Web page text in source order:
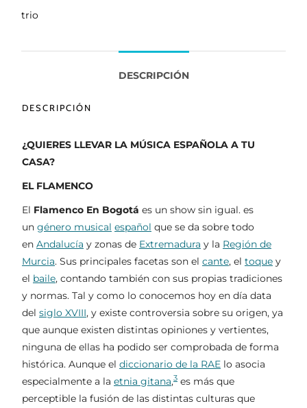
trio
DESCRIPCIÓN
DESCRIPCIÓN
¿QUIERES LLEVAR LA MÚSICA ESPAÑOLA A TU
CASA?
EL FLAMENCO
El Flamenco En Bogotá es un show sin igual. es
un género musical español que se da sobre todo
en Andalucía y zonas de Extremadura y la Región de
Murcia. Sus principales facetas son el cante, el toque y
el baile, contando también con sus propias tradiciones
y normas. Tal y como lo conocemos hoy en día data
del siglo XVIII, y existe controversia sobre su origen, ya
que aunque existen distintas opiniones y vertientes,
ninguna de ellas ha podido ser comprobada de forma
histórica. Aunque el diccionario de la RAE lo asocia
especialmente a la etnia gitana,3 ​ es más que
perceptible la fusión de las distintas culturas que